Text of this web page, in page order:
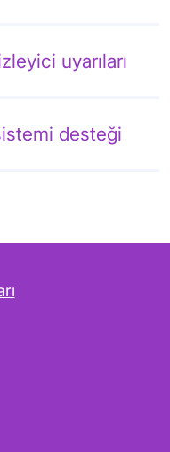
uyarıları
desteği